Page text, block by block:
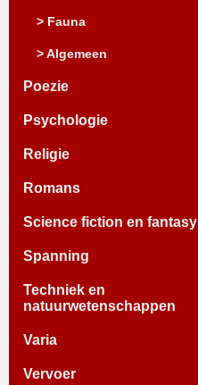
> Fauna
> Algemeen
Poezie
Psychologie
Religie
Romans
Science fiction en fantasy
Spanning
Techniek en
natuurwetenschappen
Varia
Vervoer